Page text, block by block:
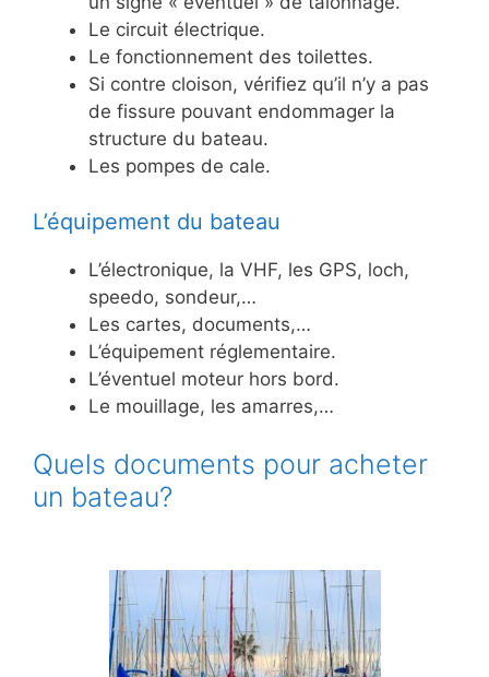
Le circuit électrique.
Le fonctionnement des toilettes.
Si contre cloison, vérifiez qu’il n’y a pas
de fissure pouvant endommager la
structure du bateau.
Les pompes de cale.
L’équipement du bateau
L’électronique, la VHF, les GPS, loch,
speedo, sondeur,…
Les cartes, documents,…
L’équipement réglementaire.
L’éventuel moteur hors bord.
Le mouillage, les amarres,…
Quels documents pour acheter
un bateau?